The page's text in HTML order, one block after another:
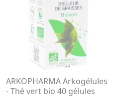
ARKOPHARMA Arkogélules
- Thé vert bio 40 gélules